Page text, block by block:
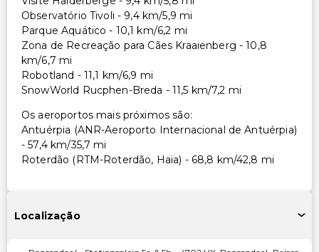
Observatório Tivoli - 9,4 km/5,9 mi
Parque Aquático - 10,1 km/6,2 mi
Zona de Recreação para Cães Kraaienberg - 10,8
km/6,7 mi
Robotland - 11,1 km/6,9 mi
SnowWorld Rucphen-Breda - 11,5 km/7,2 mi
Os aeroportos mais próximos são:
Antuérpia (ANR-Aeroporto Internacional de Antuérpia)
- 57,4 km/35,7 mi
Roterdão (RTM-Roterdão, Haia) - 68,8 km/42,8 mi
Localização